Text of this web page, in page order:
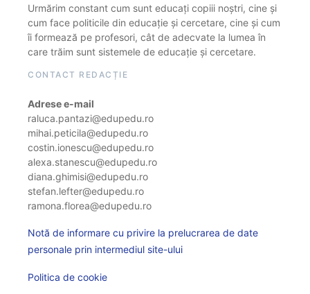
Urmărim constant cum sunt educați copiii noștri, cine și
cum face politicile din educație și cercetare, cine și cum
îi formează pe profesori, cât de adecvate la lumea în
care trăim sunt sistemele de educație și cercetare.
CONTACT REDACȚIE
Adrese e-mail
raluca.pantazi@edupedu.ro
mihai.peticila@edupedu.ro
costin.ionescu@edupedu.ro
alexa.stanescu@edupedu.ro
diana.ghimisi@edupedu.ro
stefan.lefter@edupedu.ro
ramona.florea@edupedu.ro
Notă de informare cu privire la prelucrarea de date
personale prin intermediul site-ului
Politica de cookie